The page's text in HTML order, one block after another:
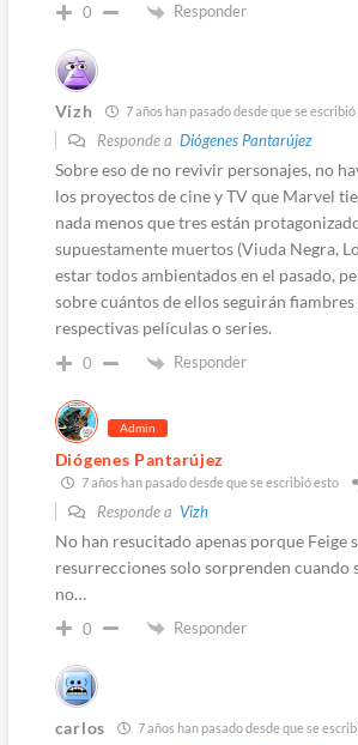
0 Responder
Vizh 7 años han pasado desde que se
Responde a Diógenes Pantarújez
Sobre eso de no revivir personajes, no
los proyectos de cine y TV que Marvel
nada menos que tres están
supuestamente muertos (Viuda Negra,
estar todos ambientados en el pasado,
sobre cuántos de ellos seguirán fiambres
respectivas películas o series.
0 Responder
Admin
Diógenes Pantarújez
7 años han pasado desde que se escribió esto
Responde a Vizh
No han resucitado apenas porque Feige
resurrecciones solo sorprenden cuando
no…
0 Responder
carlos 7 años han pasado desde que se